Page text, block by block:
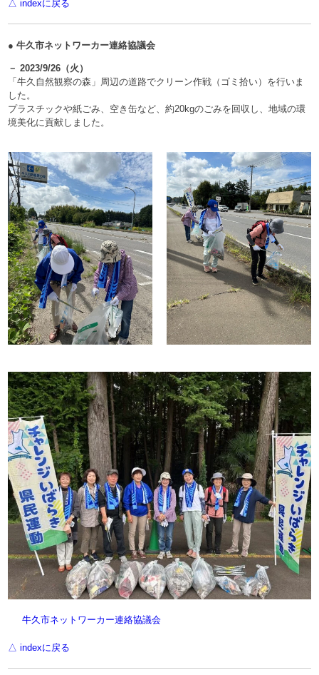
△ indexに戻る
● 牛久市ネットワーカー連絡協議会
－ 2023/9/26（火）
「牛久自然観察の森」周辺の道路でクリーン作戦（ゴミ拾い）を行いま
した。
プラスチックや紙ごみ、空き缶など、約20kgのごみを回収し、地域の環
境美化に貢献しました。
牛久市ネットワーカー連絡協議会
△ indexに戻る